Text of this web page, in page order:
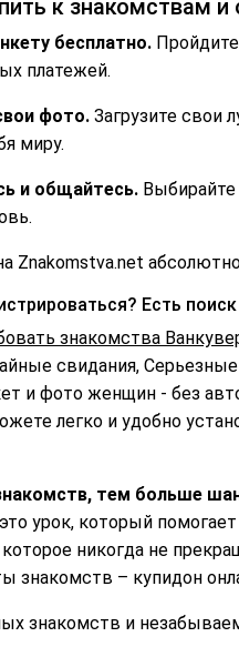
к знакомствам
бесплатно.
платежей.
фото. Загрузите свои
миру.
и общайтесь. Выбирайте
Znakomstva.net
Есть поиск
знакомства
свидания,
и фото женщин - без
легко и удобно
тем больше
урок, который
никогда не
знакомств – купидон
знакомств и